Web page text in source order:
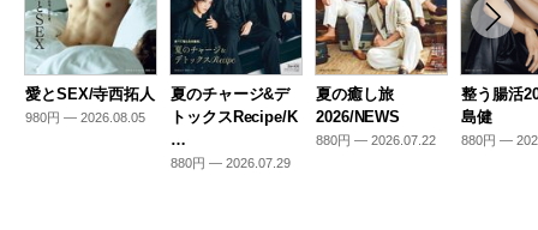
愛とSEX/寺西拓人
980円 — 2026.08.05
夏のチャージ&デ
トックスRecipe/K
…
880円 — 2026.07.29
夏の癒し旅
2026/NEWS
880円 — 2026.07.22
整う腸活
島健
880円 —